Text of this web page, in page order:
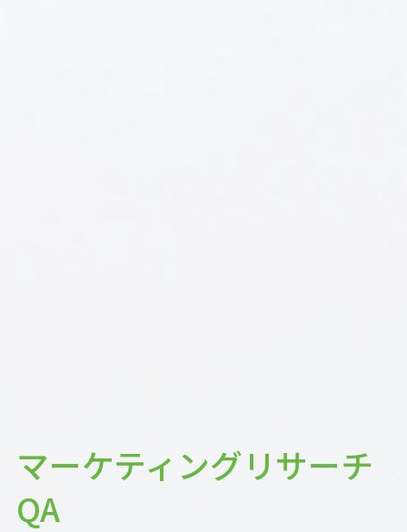
マーケティングリサーチ
QA